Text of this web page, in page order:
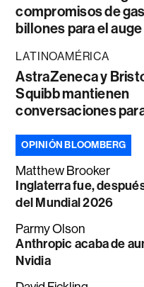
compromisos de
billones para el auge
LATINOAMÉRICA
AstraZeneca y
Squibb mantienen
conversaciones
OPINIÓN BLOOMBERG
Matthew Brooker
Inglaterra fue,
del Mundial 2026
Parmy Olson
Anthropic acaba de
Nvidia